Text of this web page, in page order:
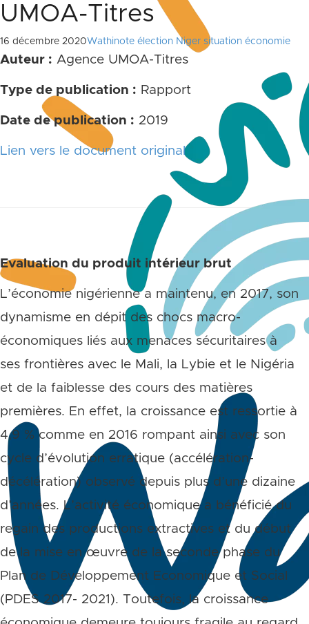
UMOA-Titres
16 décembre 2020Wathinote élection Niger situation économie
Auteur : Agence UMOA-Titres
Type de publication : Rapport
Date de publication : 2019
Lien vers le document original
Evaluation du produit intérieur brut
L’économie nigérienne a maintenu, en 2017, son
dynamisme en dépit des chocs macro-
économiques liés aux menaces sécuritaires à
ses frontières avec le Mali, la Lybie et le Nigéria
et de la faiblesse des cours des matières
premières. En effet, la croissance est ressortie à
4,9 % comme en 2016 rompant ainsi avec son
cycle d’évolution erratique (accélération-
décélération) observé depuis plus d’une dizaine
d’années. L’activité économique a bénéficié du
regain des productions extractives et du début
de la mise en œuvre de la seconde phase du
Plan de Développement Economique et Social
(PDES 2017- 2021). Toutefois, la croissance